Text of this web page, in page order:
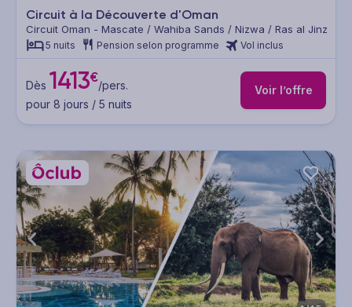
Circuit à la Découverte d'Oman
Circuit Oman - Mascate / Wahiba Sands / Nizwa / Ras al Jinz
5 nuits Pension selon programme Vol inclus
Dès 1413€/pers.
pour 8 jours / 5 nuits
Voir l’offre